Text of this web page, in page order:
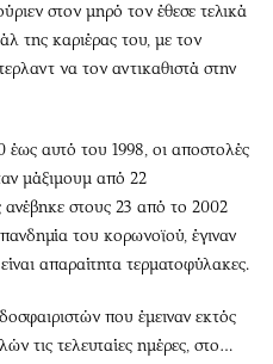
στον μηρό τον έθεσε τελικά
της καριέρας του, με τον
να τον αντικαθιστά στην
αυτό του 1998, οι αποστολές
μάξιμουμ από 22
ανέβηκε στους 23 από το 2002
του κορωνοϊού, έγιναν
απαραίτητα τερματοφύλακες.
που έμειναν εκτός
τις τελευταίες ημέρες, στο…